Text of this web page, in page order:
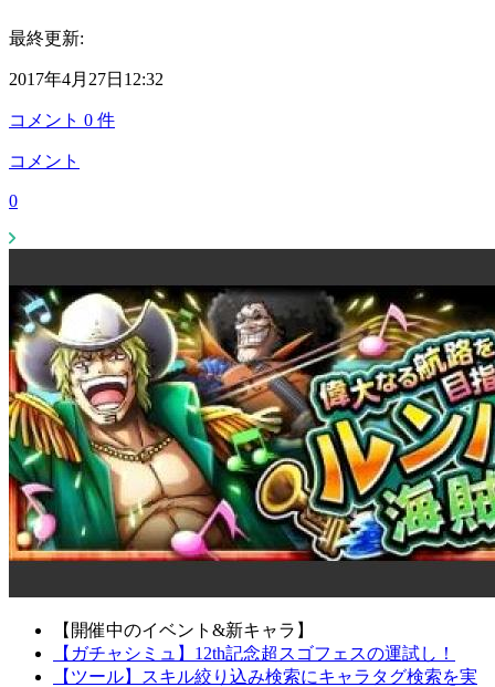
最終更新:
2017年4月27日12:32
コメント 0 件
コメント
0
【開催中のイベント&新キャラ】
【ガチャシミュ】12th記念超スゴフェスの運試し！
【ツール】スキル絞り込み検索にキャラタグ検索を実